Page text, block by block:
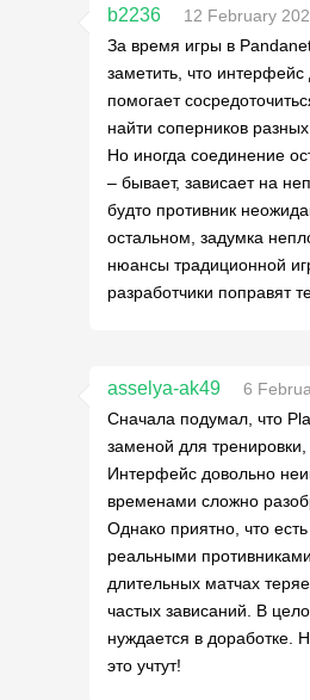
b2236
12 February
За время игры в
заметить, что интерфейс
помогает
найти соперников
Но иногда соединение
– бывает, зависает на
будто противник
остальном, задумка
нюансы традиционной
разработчики поправят
asselya-ak49
6
Сначала подумал, что
заменой для
Интерфейс довольно
временами сложно
Однако приятно, что
реальными
длительных матчах
частых зависаний. В
нуждается в доработке.
это учтут!